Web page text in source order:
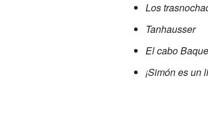
Los
Tanhausser
El cabo
¡Simón es un